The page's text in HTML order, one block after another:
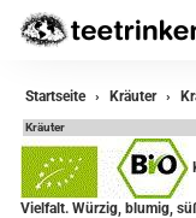
zurück
Kräuter
Kräutermischungen
Startseite Kräuter
Kräuter
Vielfalt. Würzig, blumig,